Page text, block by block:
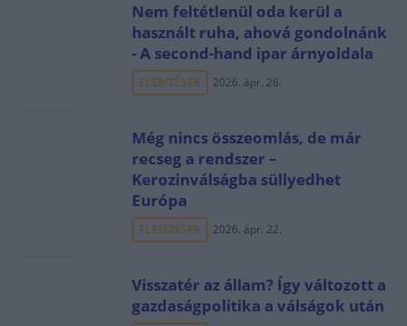
Nem feltétlenül oda kerül a
használt ruha, ahová gondolnánk
- A second-hand ipar árnyoldala
ELEMZÉSEK 2026. ápr. 26.
Még nincs összeomlás, de már
recseg a rendszer –
Kerozinválságba süllyedhet
Európa
ELEMZÉSEK 2026. ápr. 22.
Visszatér az állam? Így változott a
gazdaságpolitika a válságok után